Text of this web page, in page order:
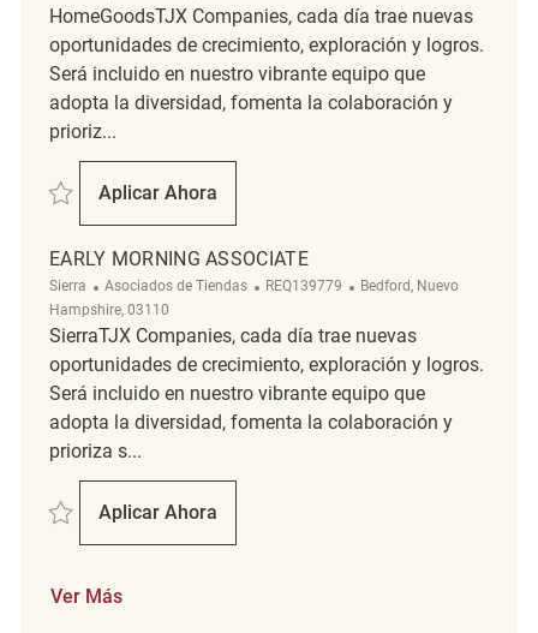
HomeGoodsTJX Companies, cada día trae nuevas
oportunidades de crecimiento, exploración y logros.
Será incluido en nuestro vibrante equipo que
adopta la diversidad, fomenta la colaboración y
prioriz...
Salvar Morning Cleaning Associate REQ101359
Aplicar Ahora
Morning Cleaning Associate
EARLY MORNING ASSOCIATE
Sierra Categoría
Asociados de Tiendas ReqId
REQ139779 Ubicación
Bedford, Nuevo
Hampshire, 03110
SierraTJX Companies, cada día trae nuevas
oportunidades de crecimiento, exploración y logros.
Será incluido en nuestro vibrante equipo que
adopta la diversidad, fomenta la colaboración y
prioriza s...
Salvar Early Morning Associate REQ139779
Aplicar Ahora
Early Morning Associate
Ver Más